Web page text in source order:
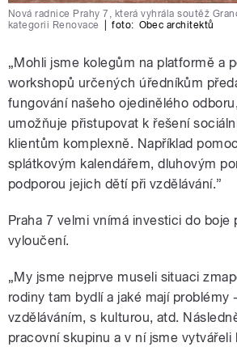
Nová radnice Prahy 7, která vyhrála soutěž
kategorii Renovace
foto: Obec architektů
„Mohli jsme kolegům na platformě a
workshopů určených úředníkům
fungování našeho ojedinělého
umožňuje přistupovat k řešení
klientům komplexně. Například
splátkovým kalendářem, dluhovým
podporou jejich dětí při vzdělávání.”
Praha 7 velmi vnímá investici do boje
vyloučení.
„My jsme nejprve museli situaci
rodiny tam bydlí a jaké mají problémy
vzděláváním, s kulturou, atd.
pracovní skupinu a v ní jsme vytvářeli